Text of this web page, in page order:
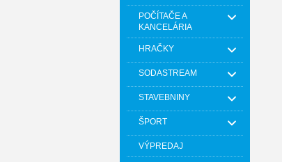
POČÍTAČE A
KANCELÁRIA
HRAČKY
SODASTREAM
STAVEBNINY
ŠPORT
VÝPREDAJ